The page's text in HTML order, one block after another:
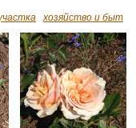
хозяйство и быт